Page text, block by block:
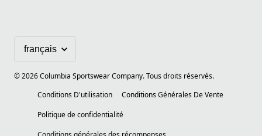
©2026Columbia Sportswear Company. Tous droits réservés.
Conditions D'utilisation
Conditions Générales De Vente
Politique de confidentialité